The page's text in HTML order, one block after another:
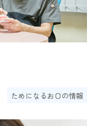
ためになるお口の情報